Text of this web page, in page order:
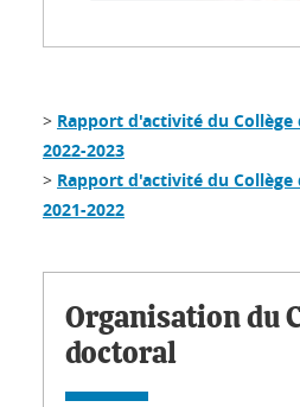
Université Grenoble Alpes
> Rapport d'activité du
2022-2023
> Rapport d'activité du
2021-2022
Organisation du
doctoral